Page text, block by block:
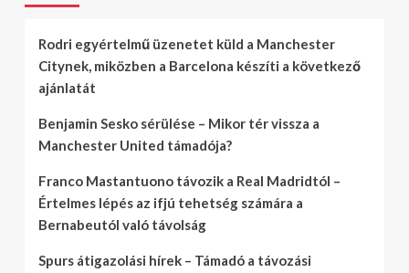
Rodri egyértelmű üzenetet küld a Manchester
Citynek, miközben a Barcelona készíti a következő
ajánlatát
Benjamin Sesko sérülése – Mikor tér vissza a
Manchester United támadója?
Franco Mastantuono távozik a Real Madridtól –
Értelmes lépés az ifjú tehetség számára a
Bernabeutól való távolság
Spurs átigazolási hírek – Támadó a távozási